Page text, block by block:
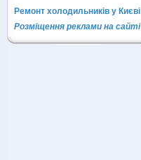
Ремонт холодильників у Києві
Розміщення реклами на сайті